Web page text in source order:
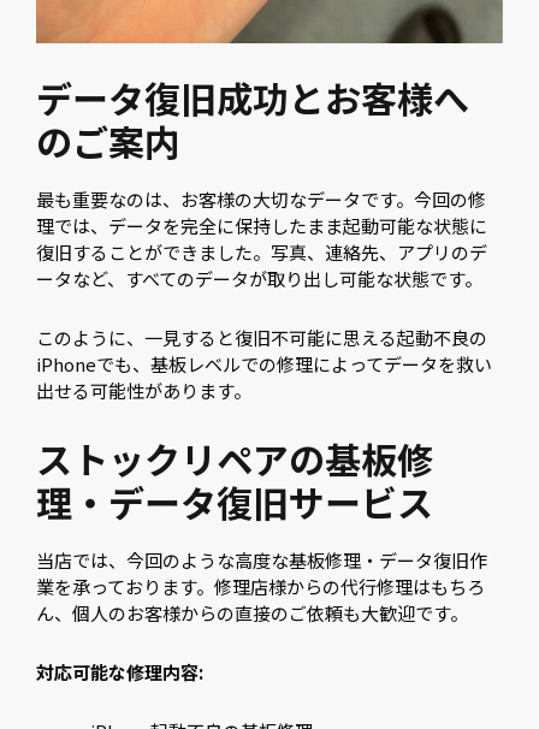
データ復旧成功とお客様へ
のご案内
最も重要なのは、お客様の大切なデータです。今回の修
理では、データを完全に保持したまま起動可能な状態に
復旧することができました。写真、連絡先、アプリのデ
ータなど、すべてのデータが取り出し可能な状態です。
このように、一見すると復旧不可能に思える起動不良の
iPhoneでも、基板レベルでの修理によってデータを救い
出せる可能性があります。
ストックリペアの基板修
理・データ復旧サービス
当店では、今回のような高度な基板修理・データ復旧作
業を承っております。修理店様からの代行修理はもちろ
ん、個人のお客様からの直接のご依頼も大歓迎です。
対応可能な修理内容: